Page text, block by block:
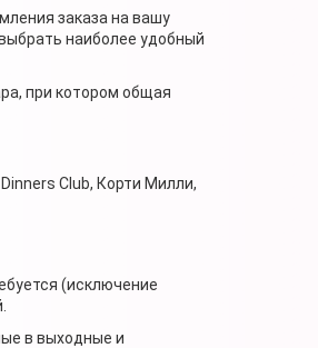
заказа на вашу
наиболее удобный
при котором общая
Club, Корти Милли,
(исключение
в выходные и